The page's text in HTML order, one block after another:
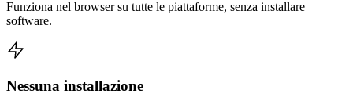
Funziona nel browser su tutte le piattaforme, senza installare
software.
Nessuna installazione